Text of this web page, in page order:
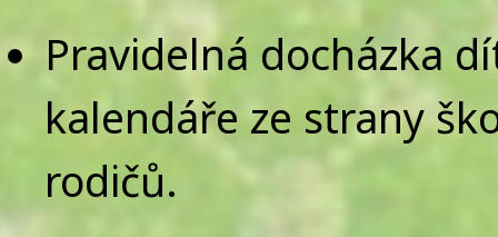
Pravidelná docházka
kalendáře ze strany
rodičů.